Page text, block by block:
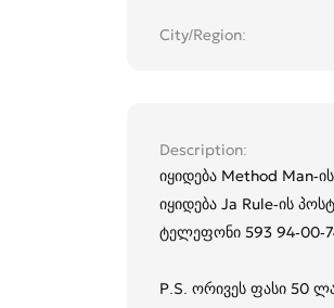
City/Region
Description
იყიდება Method Man-
იყიდება Ja Rule-ის
ტელეფონი 593 94-00-
P.S. ორივეს ფასი 50